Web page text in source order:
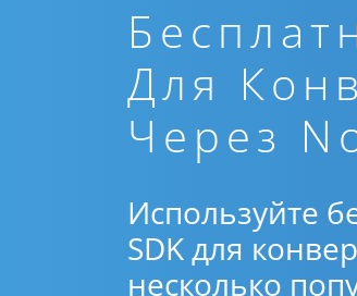
Для
Через
Используйте
SDK для
несколько